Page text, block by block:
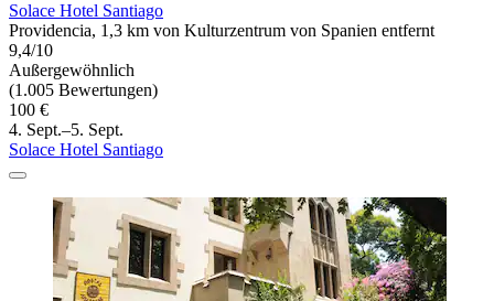
Solace Hotel Santiago
Providencia, 1,3 km von Kulturzentrum von Spanien entfernt
9,4/10
Außergewöhnlich
(1.005 Bewertungen)
100 €
4. Sept.–5. Sept.
Solace Hotel Santiago